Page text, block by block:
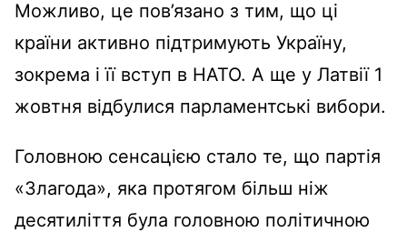
Можливо, це пов’язано з тим, що ці
країни активно підтримують Україну,
зокрема і її вступ в НАТО. А ще у Латвії 1
жовтня відбулися парламентські вибори.
Головною сенсацією стало те, що партія
«Злагода», яка протягом більш ніж
десятиліття була головною політичною